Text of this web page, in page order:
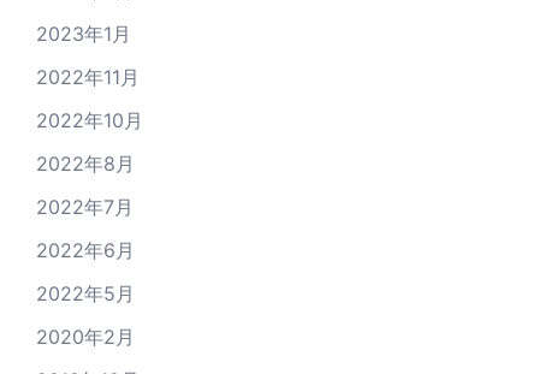
2023年1月
2022年11月
2022年10月
2022年8月
2022年7月
2022年6月
2022年5月
2020年2月